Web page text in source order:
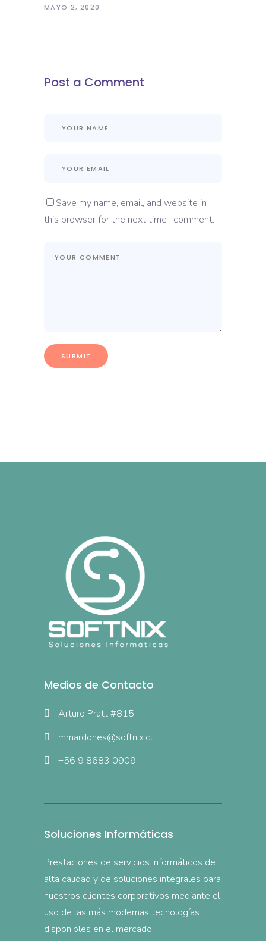
MAYO 2, 2020
Post a Comment
Save my name, email, and website in
this browser for the next time I comment.
Medios de Contacto
Arturo Pratt #815
mmardones@softnix.cl
+56 9 8683 0909
Soluciones Informáticas
Prestaciones de servicios informáticos de
alta calidad y de soluciones integrales para
nuestros clientes corporativos mediante el
uso de las más modernas tecnologías
disponibles en el mercado.